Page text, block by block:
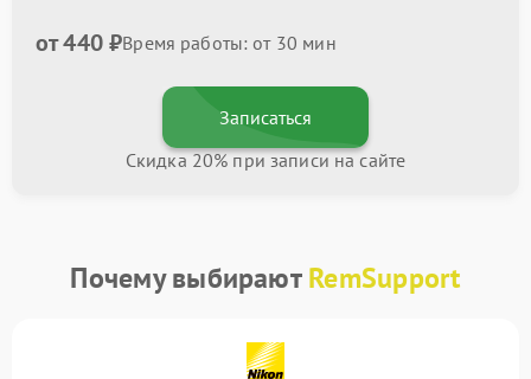
от 440 ₽Время работы: от 30 мин
Записаться
Скидка 20% при записи на сайте
Почему выбираютRemSupport